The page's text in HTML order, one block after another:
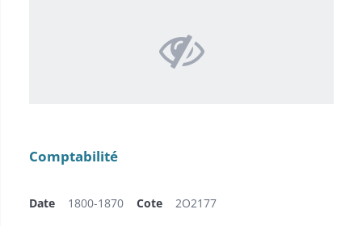
Comptabilité
Date 1800-1870 Cote 2O2177